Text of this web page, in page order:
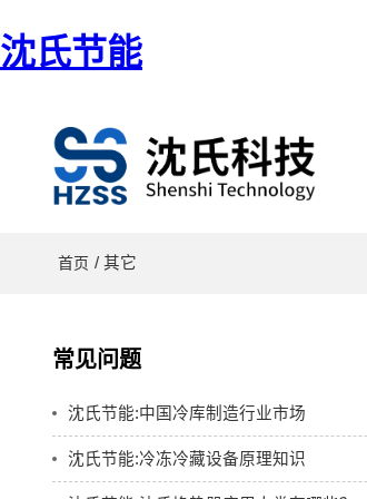
沈氏节能
首页 / 其它
常见问题
沈氏节能:中国冷库制造行业市场
沈氏节能:冷冻冷藏设备原理知识